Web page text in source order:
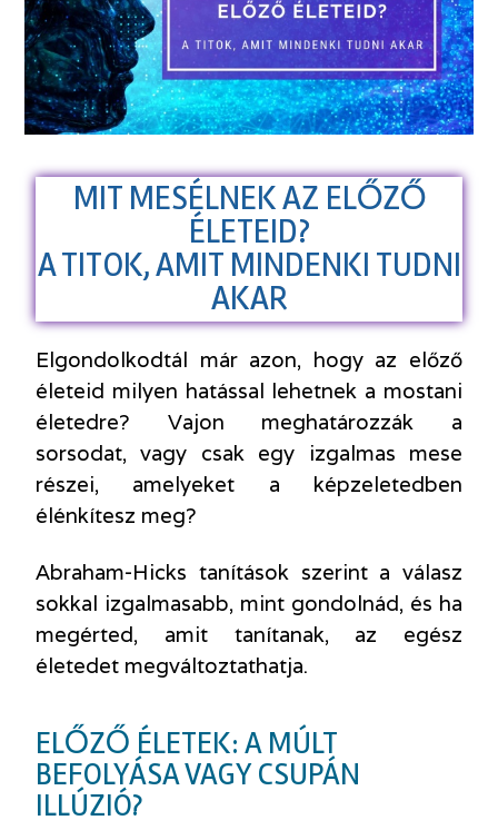
MIT MESÉLNEK AZ ELŐZŐ
ÉLETEID?
A TITOK, AMIT MINDENKI TUDNI
AKAR
Elgondolkodtál már azon, hogy az előző
életeid milyen hatással lehetnek a mostani
életedre? Vajon meghatározzák a
sorsodat, vagy csak egy izgalmas mese
részei, amelyeket a képzeletedben
élénkítesz meg?
Abraham-Hicks tanítások szerint a válasz
sokkal izgalmasabb, mint gondolnád, és ha
megérted, amit tanítanak, az egész
életedet megváltoztathatja.
ELŐZŐ ÉLETEK: A MÚLT
BEFOLYÁSA VAGY CSUPÁN
ILLÚZIÓ?